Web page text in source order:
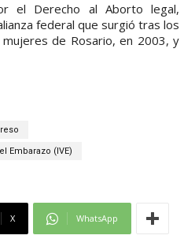
el Derecho al Aborto legal,
federal que surgió tras los
de Rosario, en 2003, y
Embarazo (IVE)
X WhatsApp